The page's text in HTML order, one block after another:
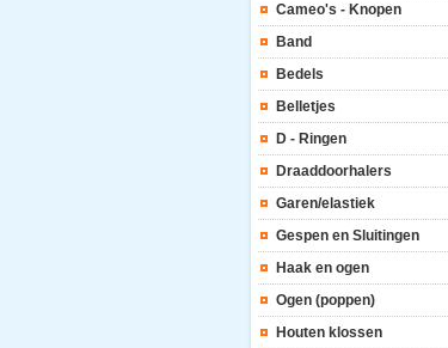
Cameo's - Knopen
Band
Bedels
Belletjes
D - Ringen
Draaddoorhalers
Garen/elastiek
Gespen en Sluitingen
Haak en ogen
Ogen (poppen)
Houten klossen